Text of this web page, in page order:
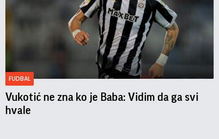
FUDBAL
Vukotić ne zna ko je Baba: Vidim da ga svi
hvale